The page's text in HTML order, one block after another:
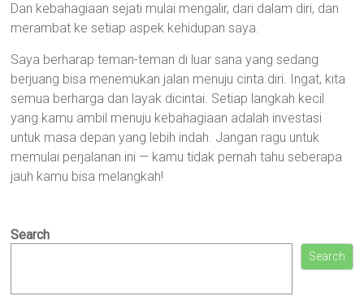
Dan kebahagiaan sejati mulai mengalir, dari dalam diri, dan
merambat ke setiap aspek kehidupan saya.
Saya berharap teman-teman di luar sana yang sedang
berjuang bisa menemukan jalan menuju cinta diri. Ingat, kita
semua berharga dan layak dicintai. Setiap langkah kecil
yang kamu ambil menuju kebahagiaan adalah investasi
untuk masa depan yang lebih indah. Jangan ragu untuk
memulai perjalanan ini — kamu tidak pernah tahu seberapa
jauh kamu bisa melangkah!
Search
Search